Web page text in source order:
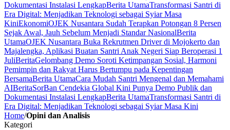
Dokumentasi Instalasi LengkapBerita UtamaTransformasi Santri di
Era Digital: Menjadikan Teknologi sebagai Syiar Masa
KiniEkonomiOJEK Nusantara Sudah Terapkan Potongan 8 Persen
Sejak Awal, Jauh Sebelum Menjadi Standar NasionalBerita
UtamaOJEK Nusantara Buka Rekrutmen Driver di Mojokerto dan
Majalengka, Aplikasi Buatan Santri Anak Negeri Siap Beroperasi 1
JuliBeritaGelombang Demo Soroti Ketimpangan Sosial, Harmoni
Pemimpin dan Rakyat Harus Bertumpu pada Kepentingan
BersamaBerita UtamaCara Mudah Santri Mengenal dan Memahami
AIBeritaSorBan Cendekia Global Kini Punya Demo Publik dan
Dokumentasi Instalasi LengkapBerita UtamaTransformasi Santri di
Era Digital: Menjadikan Teknologi sebagai Syiar Masa Kini
Home/Opini dan Analisis
Kategori